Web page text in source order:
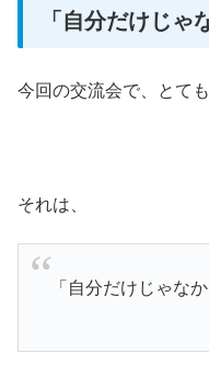
「自分だけじゃ
今回の交流会で、とて
それは、
「自分だけじゃなか